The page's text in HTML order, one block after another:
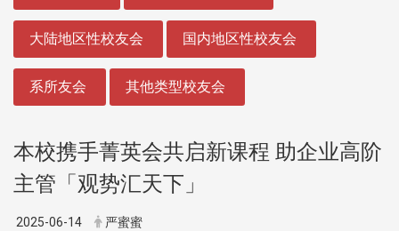
大陆地区性校友会 国内地区性校友会
系所友会 其他类型校友会
本校携手菁英会共启新课程 助企业高阶
主管「观势汇天下」
2025-06-14 严蜜蜜